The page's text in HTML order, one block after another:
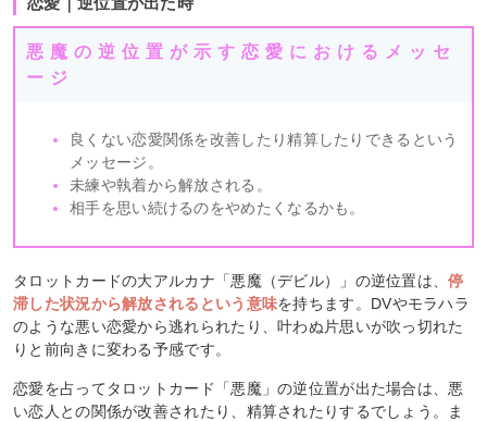
悪魔の逆位置が示す恋愛におけるメッセ
ージ
良くない恋愛関係を改善したり精算したりできるという
メッセージ。
未練や執着から解放される。
相手を思い続けるのをやめたくなるかも。
タロットカードの大アルカナ「悪魔（デビル）」の逆位置は、停
滞した状況から解放されるという意味を持ちます。DVやモラハラ
のような悪い恋愛から逃れられたり、叶わぬ片思いが吹っ切れた
りと前向きに変わる予感です。
恋愛を占ってタロットカード「悪魔」の逆位置が出た場合は、悪
い恋人との関係が改善されたり、精算されたりするでしょう。ま